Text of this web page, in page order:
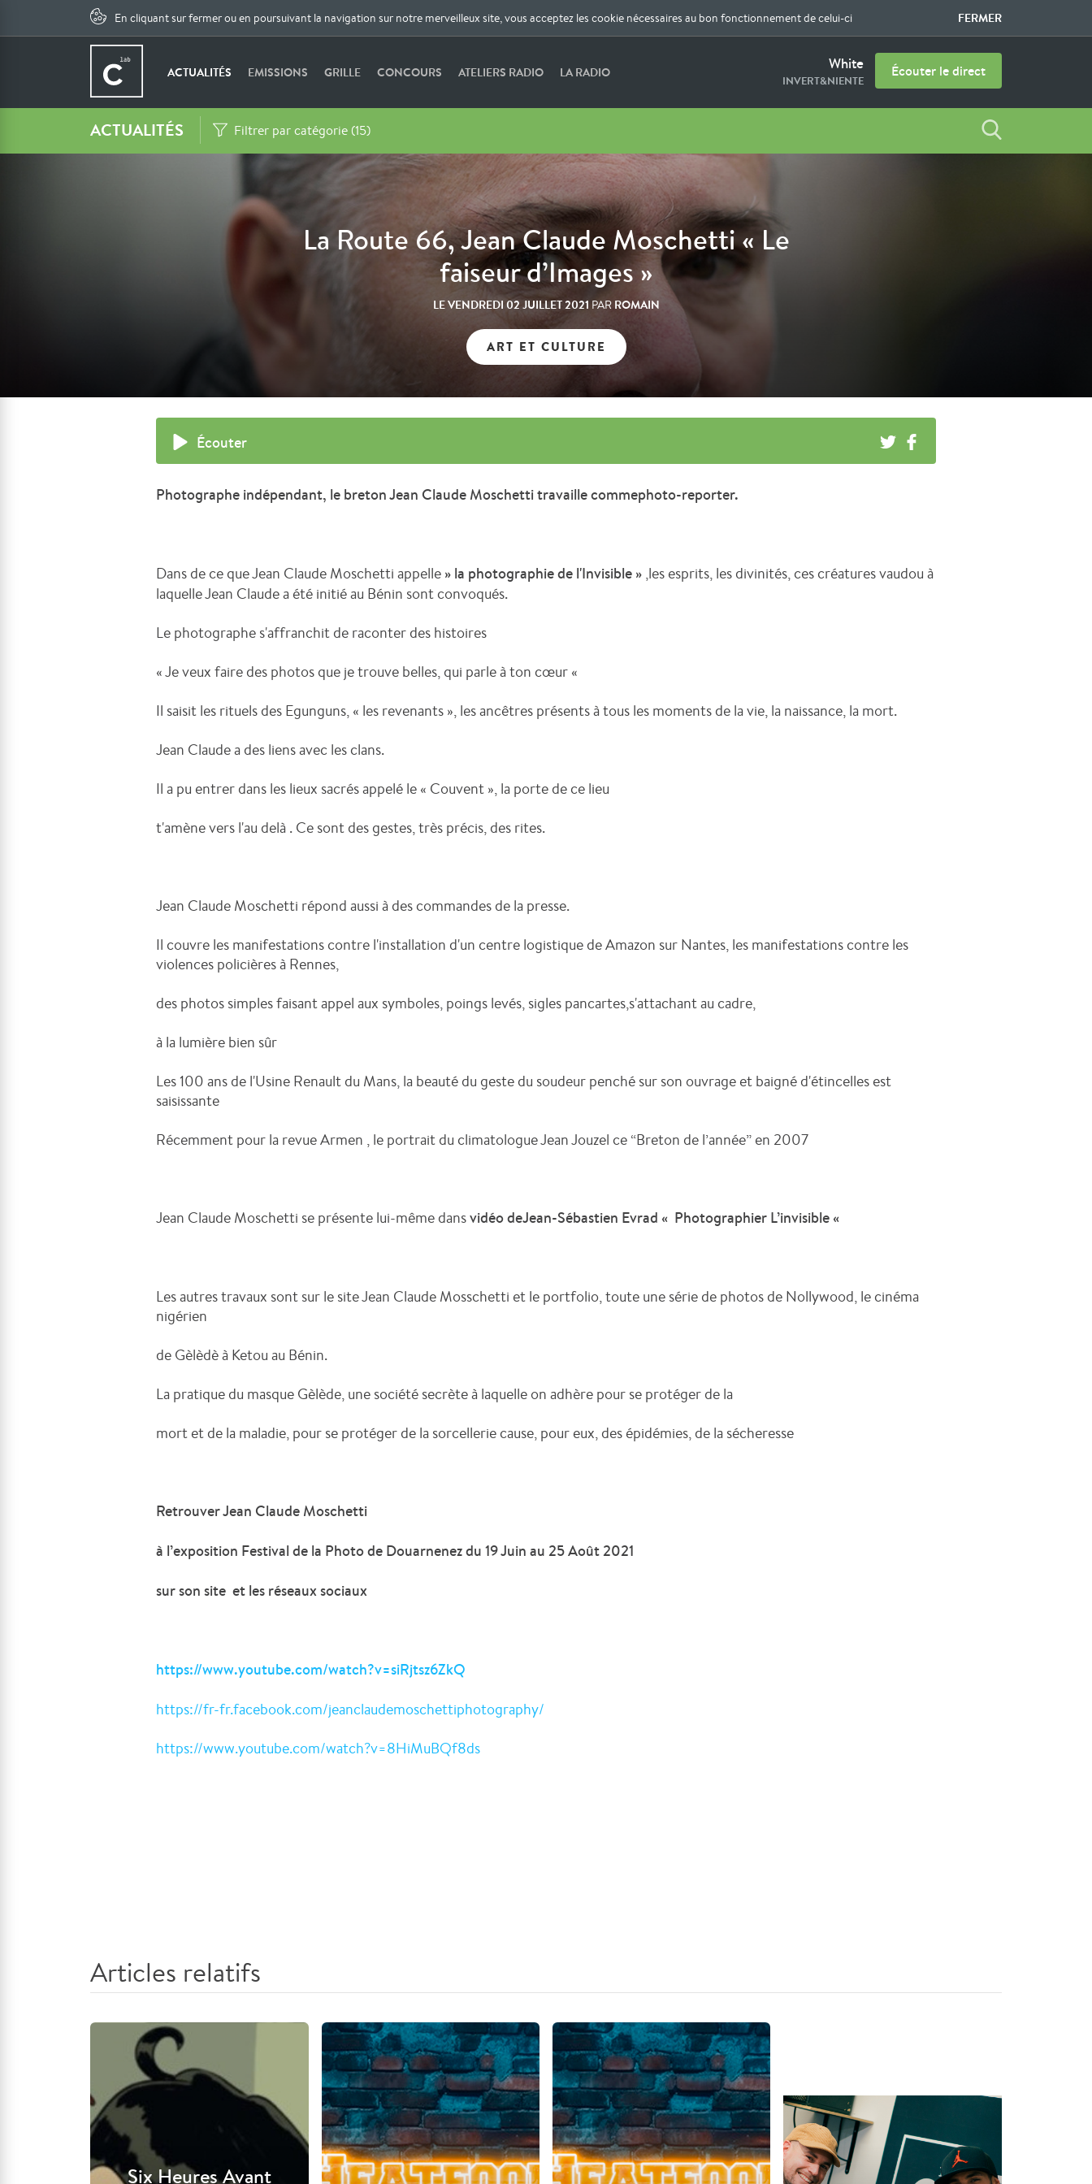
En cliquant sur fermer ou en poursuivant la navigation sur notre merveilleux site, vous acceptez les cookie nécessaires au bon fonctionnement de celui-ci FERMER
ACTUALITÉS EMISSIONS GRILLE CONCOURS ATELIERS RADIO LA RADIO White
INVERT&NIENTE
Écouter le direct
ACTUALITÉS Filtrer par catégorie (15)
La Route 66, Jean Claude Moschetti « Le
faiseur d’Images »
LEVENDREDI 02 JUILLET 2021 PARROMAIN
ART ET CULTURE
Écouter
Photographe indépendant, le breton Jean Claude Moschetti travaille commephoto-reporter.
Dans de ce que Jean Claude Moschetti appelle » la photographie de l'Invisible » ,les esprits, les divinités, ces créatures vaudou à
laquelle Jean Claude a été initié au Bénin sont convoqués.
Le photographe s'affranchit de raconter des histoires
« Je veux faire des photos que je trouve belles, qui parle à ton cœur «
Il saisit les rituels des Egunguns, « les revenants », les ancêtres présents à tous les moments de la vie, la naissance, la mort.
Jean Claude a des liens avec les clans.
Il a pu entrer dans les lieux sacrés appelé le « Couvent », la porte de ce lieu
t'amène vers l'au delà . Ce sont des gestes, très précis, des rites.
Jean Claude Moschetti répond aussi à des commandes de la presse.
Il couvre les manifestations contre l'installation d'un centre logistique de Amazon sur Nantes, les manifestations contre les
violences policières à Rennes,
des photos simples faisant appel aux symboles, poings levés, sigles pancartes,s'attachant au cadre,
à la lumière bien sûr
Les 100 ans de l'Usine Renault du Mans, la beauté du geste du soudeur penché sur son ouvrage et baigné d'étincelles est
saisissante
Récemment pour la revue Armen , le portrait du climatologue Jean Jouzel ce “Breton de l’année” en 2007
Jean Claude Moschetti se présente lui-même dansvidéo deJean-Sébastien Evrad « Photographier L’invisible «
Les autres travaux sont sur le site Jean Claude Mosschetti et le portfolio, toute une série de photos de Nollywood, le cinéma
nigérien
de Gèlèdè à Ketou au Bénin.
La pratique du masque Gèlède, une société secrète à laquelle on adhère pour se protéger de la
mort et de la maladie, pour se protéger de la sorcellerie cause, pour eux, des épidémies, de la sécheresse
Retrouver Jean Claude Moschetti
à l’exposition Festival de la Photo de Douarnenez du 19 Juin au 25 Août 2021
sur son site et les réseaux sociaux
https://www.youtube.com/watch?v=siRjtsz6ZkQ
https://fr-fr.facebook.com/jeanclaudemoschettiphotography/
https://www.youtube.com/watch?v=8HiMuBQf8ds
Articles relatifs
Six Heures Avant